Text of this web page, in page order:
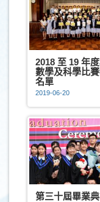
2018 至 19 年
數學及科學比
名單
2019-06-20
第三十屆畢業